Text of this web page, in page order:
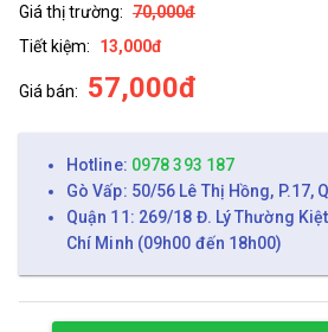
Giá thị trường: 70,000đ
Tiết kiệm:
13,000đ
Giá bán: 57,000đ
Hotline: 0978 393 187
Gò Vấp: 50/56 Lê Thị Hồng, P.17,
Quận 11: 269/18 Đ. Lý Thường
Chí Minh (09h00 đến 18h00)